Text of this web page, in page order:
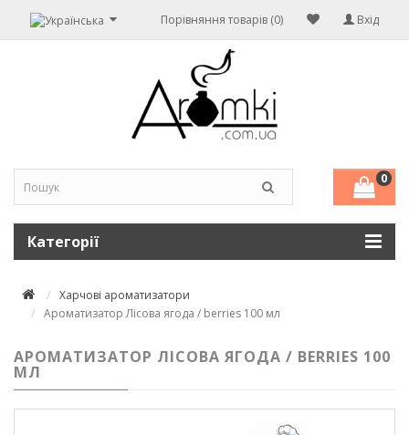
Вхід
Порівняння товарів (0)
0
Категорії
Харчові ароматизатори
Ароматизатор Лісова ягода / berries 100 мл
АРОМАТИЗАТОР ЛІСОВА ЯГОДА / BERRIES 100
МЛ